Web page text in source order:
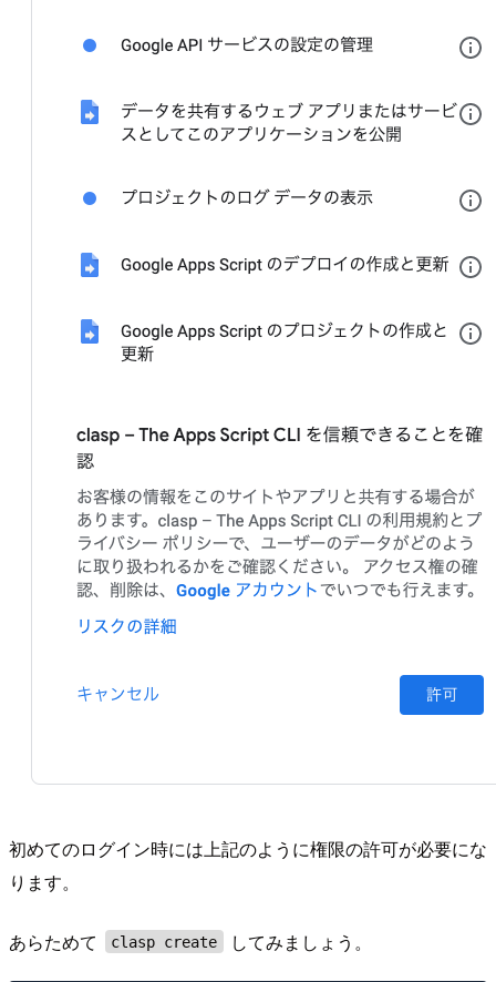
初めてのログイン時には上記のように権限の許可が必要にな
ります。
あらためて clasp create してみましょう。